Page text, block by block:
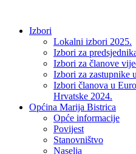
sadržajIzbori
Lokalni izbori 2025.
Izbori za
Izbori za članove
Izbori za zastupnike
Izbori članova u
Hrvatske 2024.
Općina Marija Bistrica
Opće informacije
Povijest
Stanovništvo
Naselja